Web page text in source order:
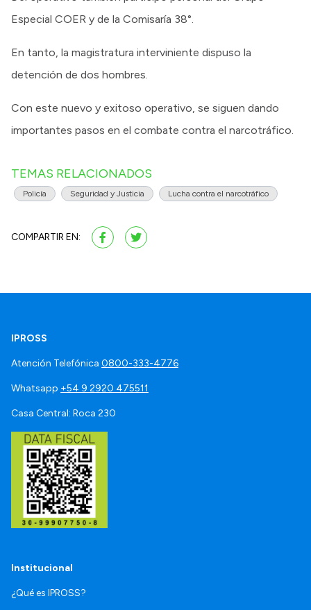
Especial COER y de la Comisaría 38°.
En tanto, la magistratura interviniente dispuso la
detención de dos hombres.
Con este nuevo y exitoso operativo, se siguen dando
importantes pasos en el combate contra el narcotráfico.
TEMAS RELACIONADOS
Policía Seguridad y Justicia Lucha contra el narcotráfico
COMPARTIR EN:
IPROSS
Atención Telefónica 0800-333-4776
Whatsapp +54 9 2920 475511
Casa Central: Roca 230
Institucional
¿Qué es IPROSS?